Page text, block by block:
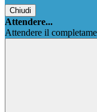
Chiudi
Attendere...
Attendere il